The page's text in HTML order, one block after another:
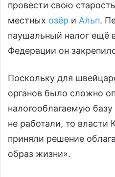
провести свою
местных озёр и Альп.
паушальный налог ещё
Федерации он
Поскольку для
органов было сложно
налогооблагаемую
не работали, то власти
приняли решение
образ жизни».